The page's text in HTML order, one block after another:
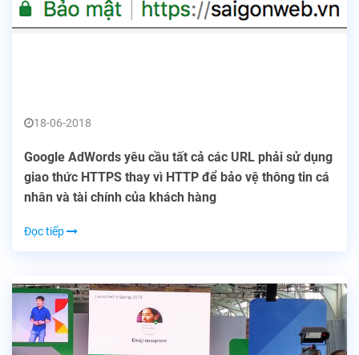
18-06-2018
Google AdWords yêu cầu tất cả các URL phải sử dụng
giao thức HTTPS thay vì HTTP để bảo vệ thông tin cá
nhân và tài chính của khách hàng
Đọc tiếp